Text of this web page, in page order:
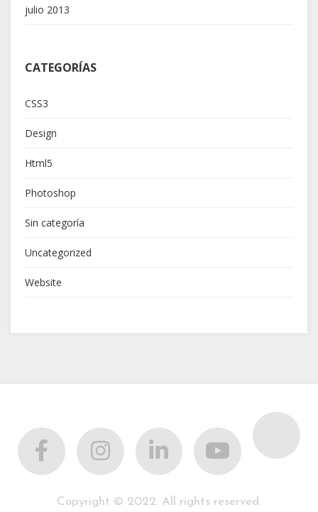
julio 2013
CATEGORÍAS
CSS3
Design
Html5
Photoshop
Sin categoría
Uncategorized
Website
Copyright © 2022. All rights reserved.